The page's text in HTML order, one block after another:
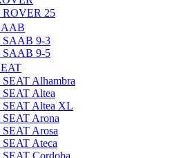
ROVER 25
SAAB 9-3
SAAB 9-5
SEAT Alhambra
SEAT Altea
SEAT Altea XL
SEAT Arona
SEAT Arosa
SEAT Ateca
SEAT Cordoba